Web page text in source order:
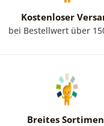
Kostenloser
bei Bestellwert über
Breites